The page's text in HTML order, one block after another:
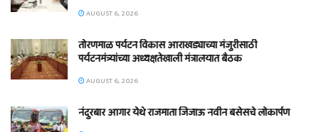
AUGUST 6, 2026
तोरणमाळ पर्यटन विकास आराखड्याच्या मंजुरीसाठी
पर्यटनमंत्र्यांच्या अध्यक्षतेखाली मंत्रालयात बैठक
AUGUST 6, 2026
नंदुरबार आगार येथे राजमाता जिजाऊ नवीन बसेसचे लोकार्पण